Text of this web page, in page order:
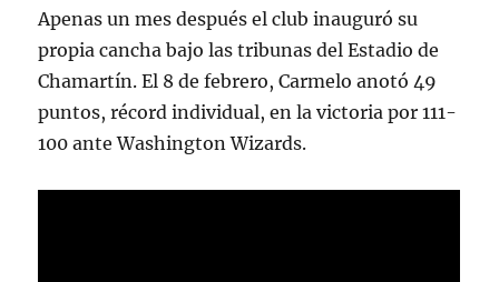
Apenas un mes después el club inauguró su
propia cancha bajo las tribunas del Estadio de
Chamartín. El 8 de febrero, Carmelo anotó 49
puntos, récord individual, en la victoria por 111-
100 ante Washington Wizards.